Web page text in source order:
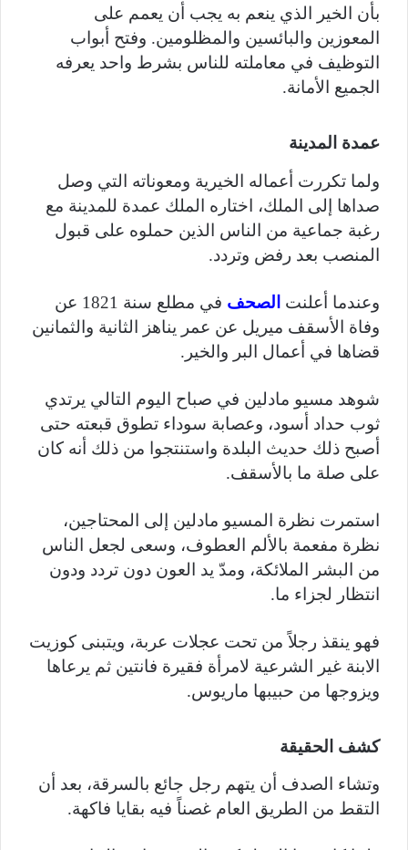
بأن الخير الذي ينعم به يجب أن يعمم على
المعوزين والبائسين والمظلومين. وفتح أبواب
التوظيف في معاملته للناس بشرط واحد يعرفه
الجميع الأمانة.
عمدة المدينة
ولما تكررت أعماله الخيرية ومعوناته التي وصل
صداها إلى الملك، اختاره الملك عمدة للمدينة مع
رغبة جماعية من الناس الذين حملوه على قبول
المنصب بعد رفض وتردد.
وعندما أعلنت الصحف
في مطلع سنة 1821 عن
وفاة الأسقف ميريل عن عمر يناهز الثانية والثمانين
قضاها في أعمال البر والخير.
شوهد مسيو مادلين في صباح اليوم التالي يرتدي
ثوب حداد أسود، وعصابة سوداء تطوق قبعته حتى
أصبح ذلك حديث البلدة واستنتجوا من ذلك أنه كان
على صلة ما بالأسقف.
استمرت نظرة المسيو مادلين إلى المحتاجين،
نظرة مفعمة بالألم العطوف، وسعى لجعل الناس
من البشر الملائكة، ومدّ يد العون دون تردد ودون
انتظار لجزاء ما.
فهو ينقذ رجلاً من تحت عجلات عربة، ويتبنى كوزيت
الابنة غير الشرعية لامرأة فقيرة فانتين ثم يرعاها
ويزوجها من حبيبها ماريوس.
كشف الحقيقة
وتشاء الصدف أن يتهم رجل جائع بالسرقة، بعد أن
التقط من الطريق العام غصناً فيه بقايا فاكهة.